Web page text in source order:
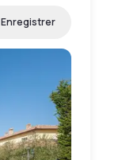
Enregistrer